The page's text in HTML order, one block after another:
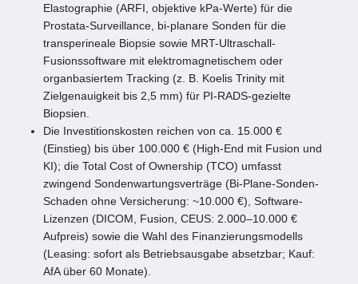
Elastographie (ARFI, objektive kPa-Werte) für die
Prostata-Surveillance, bi-planare Sonden für die
transperineale Biopsie sowie MRT-Ultraschall-
Fusionssoftware mit elektromagnetischem oder
organbasiertem Tracking (z. B. Koelis Trinity mit
Zielgenauigkeit bis 2,5 mm) für PI-RADS-gezielte
Biopsien.
Die Investitionskosten reichen von ca. 15.000 €
(Einstieg) bis über 100.000 € (High-End mit Fusion und
KI); die Total Cost of Ownership (TCO) umfasst
zwingend Sondenwartungsverträge (Bi-Plane-Sonden-
Schaden ohne Versicherung: ~10.000 €), Software-
Lizenzen (DICOM, Fusion, CEUS: 2.000–10.000 €
Aufpreis) sowie die Wahl des Finanzierungsmodells
(Leasing: sofort als Betriebsausgabe absetzbar; Kauf:
AfA über 60 Monate).